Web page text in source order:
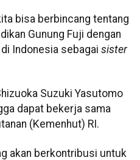
bisa berbincang tentang
Gunung Fuji dengan
Indonesia sebagai sister
Suzuki Yasutomo
dapat bekerja sama
(Kemenhut) RI.
akan berkontribusi untuk